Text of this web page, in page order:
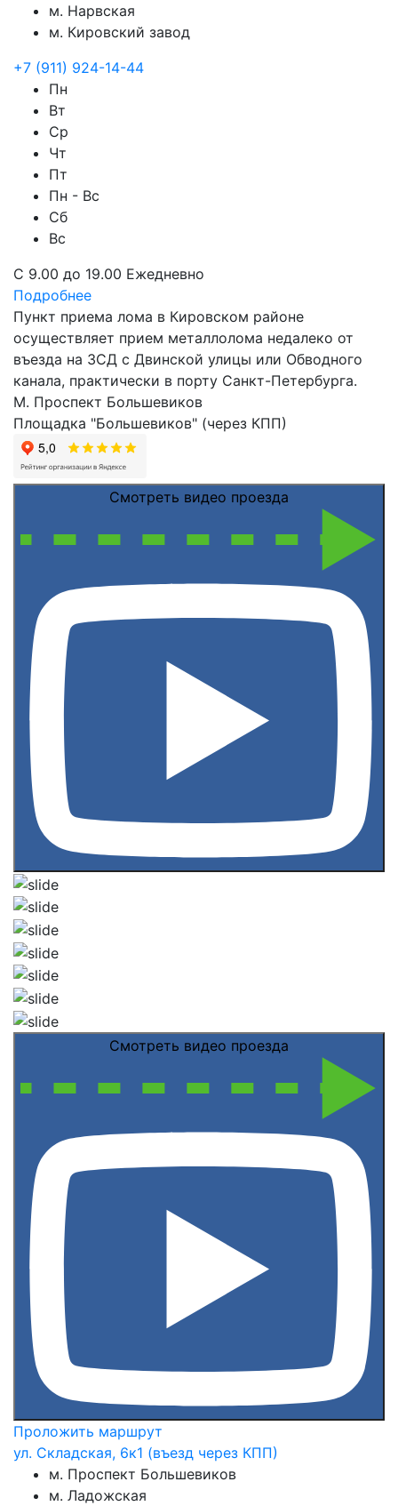
м. Нарвская
м. Кировский завод
+7 (911) 924-14-44
Пн
Вт
Ср
Чт
Пт
Пн - Вс
Сб
Вс
С 9.00 до 19.00 Ежедневно
Подробнее
Пункт приема лома в Кировском районе
осуществляет прием металлолома недалеко от
въезда на ЗСД с Двинской улицы или Обводного
канала, практически в порту Санкт-Петербурга.
М. Проспект Большевиков
Площадка "Большевиков" (через КПП)
Смотреть видео проезда
Смотреть видео проезда
Проложить маршрут
ул. Складская, 6к1 (въезд через КПП)
м. Проспект Большевиков
м. Ладожская